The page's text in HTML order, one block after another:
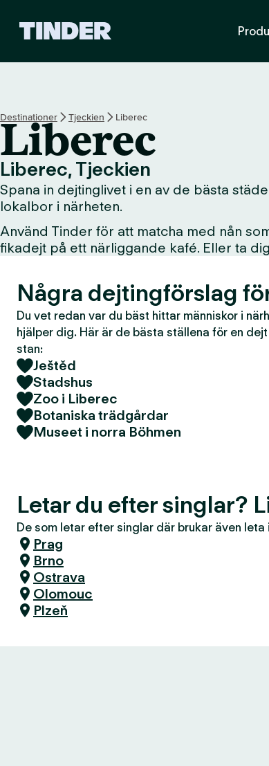
s
s
a
r
t
s
d
a
Destinationer Tjeckien Liberec
Liberec
Liberec, Tjeckien
Spana in dejtinglivet i en av de bästa
lokalbor i närheten.
Använd Tinder för att matcha med nån
fikadejt på ett närliggande kafé. Eller ta
Några dejtingförslag
Du vet redan var du bäst hittar människor i
hjälper dig. Här är de bästa ställena för en
stan:
Ještěd
Stadshus
Zoo i Liberec
Botaniska trädgårdar
Museet i norra Böhmen
Letar du efter singlar?
De som letar efter singlar där brukar även
Prag
Brno
Ostrava
Olomouc
Plzeň